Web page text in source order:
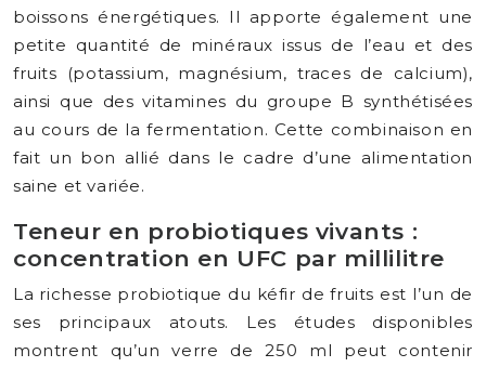
boissons énergétiques. Il apporte également une
petite quantité de minéraux issus de l’eau et des
fruits (potassium, magnésium, traces de calcium),
ainsi que des vitamines du groupe B synthétisées
au cours de la fermentation. Cette combinaison en
fait un bon allié dans le cadre d’une alimentation
saine et variée.
Teneur en probiotiques vivants :
concentration en UFC par millilitre
La richesse probiotique du kéfir de fruits est l’un de
ses principaux atouts. Les études disponibles
montrent qu’un verre de 250 ml peut contenir